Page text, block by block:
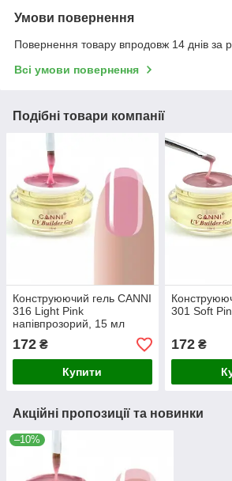
Умови повернення
Повернення товару впродовж 14 днів за
Всі умови повернення
Подібні товари компанії
Конструюючий гель CANNI
316 Light Pink
напівпрозорий, 15 мл
172 ₴
Купити
301 Soft
172₴
Акційні пропозиції та новинки
–10%